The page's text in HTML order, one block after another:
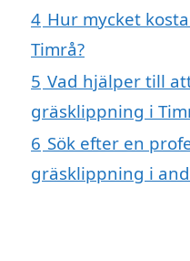
4 Hur mycket
Timrå?
5 Vad hjälper till
gräsklippning i
6 Sök efter en
gräsklippning i